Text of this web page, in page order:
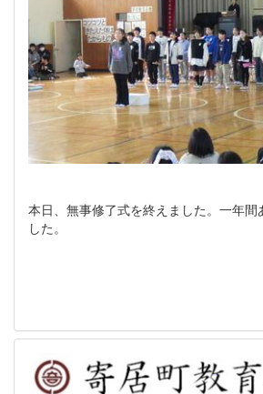
本日、無事修了式を終えました。一年間
した。